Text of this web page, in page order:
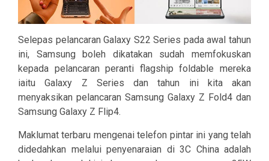
Selepas pelancaran Galaxy S22 Series pada awal tahun
ini, Samsung boleh dikatakan sudah memfokuskan
kepada pelancaran peranti flagship foldable mereka
iaitu Galaxy Z Series dan tahun ini kita akan
menyaksikan pelancaran Samsung Galaxy Z Fold4 dan
Samsung Galaxy Z Flip4.
Maklumat terbaru mengenai telefon pintar ini yang telah
didedahkan melalui penyenaraian di 3C China adalah